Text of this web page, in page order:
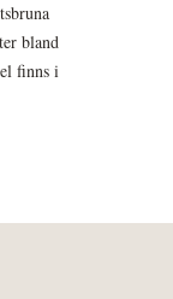
bland
finns i